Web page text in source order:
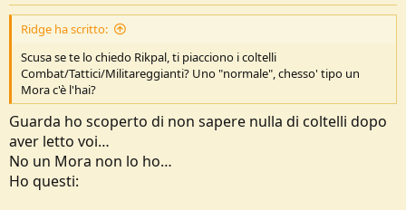
Ridge ha scritto:
Scusa se te lo chiedo Rikpal, ti piacciono i coltelli
Combat/Tattici/Militareggianti? Uno "normale", chesso' tipo un
Mora c'è l'hai?
Guarda ho scoperto di non sapere nulla di coltelli dopo
aver letto voi…
No un Mora non lo ho…
Ho questi: